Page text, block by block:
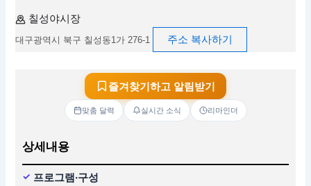
칠성야시장
대구광역시 북구 칠성동1가 276-1 주소 복사하기
즐겨찾기하고 알림받기
맞춤 달력 실시간 소식 리마인더
상세내용
프로그램·구성